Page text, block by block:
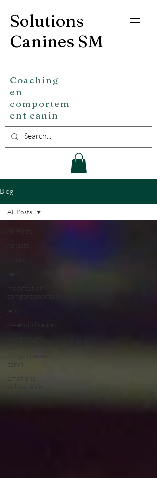
Solutions
Canines SM
Coaching
en
comportem
ent canin
Blog
All Posts
Anxiété
chiots
modification
comportementale
jeux
désensibilisation
canin
Émotions
All Posts